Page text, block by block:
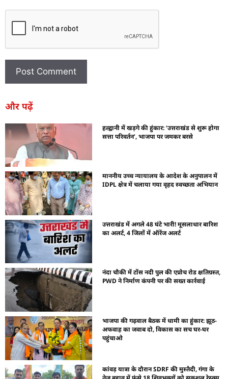
और पढ़ें
हल्द्वानी में खड़गे की हुंकार: ‘उत्तराखंड से शुरू होगा
सत्ता परिवर्तन’, भाजपा पर जमकर बरसे
माननीय उच्च न्यायालय के आदेश के अनुपालन में
IDPL क्षेत्र में चलाया गया वृहद स्वच्छता अभियान
उत्तराखंड में अगले 48 घंटे भारी! मूसलाधार बारिश
का अलर्ट, 4 जिलों में ऑरेंज अलर्ट
नंदा चौकी में टोंस नदी पुल की एप्रोच रोड क्षतिग्रस्त,
PWD ने निर्माण कंपनी पर की सख्त कार्रवाई
भाजपा की गढ़वाल बैठक में धामी का हुंकार: झूठ-
अफवाह का जवाब दो, विकास का सच घर-घर
पहुंचाओ
कांवड़ यात्रा के दौरान SDRF की मुस्तैदी, गंगा के